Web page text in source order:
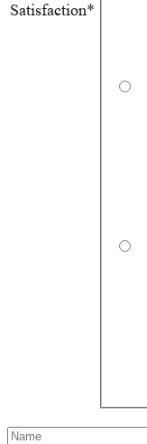
Satisfaction*